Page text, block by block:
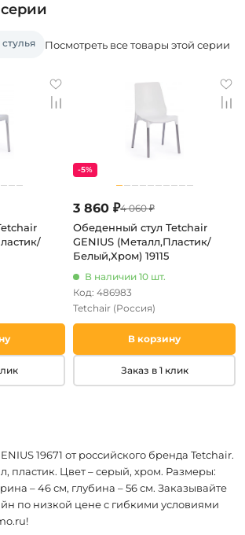
Посмотреть все товары этой серии
3 860 ₽4 060 ₽
-5%
Обеденный стул Tetchair
GENIUS (Металл,Пластик/
Белый,Хром) 19115
В наличии 10 шт.
Код: 486983
Tetchair (Россия)
В корзину
Заказ в 1 клик
19671 от российского бренда Tetchair.
пластик. Цвет – серый, хром. Размеры:
– 46 см, глубина – 56 см. Заказывайте
по низкой цене с гибкими условиями